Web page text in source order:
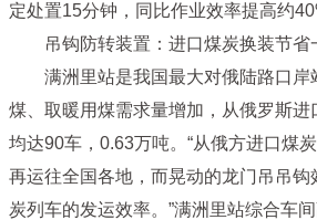
定处置15分钟，同比作业效率提高约
吊钩防转装置：进口煤炭换装节省
满洲里站是我国最大对俄陆路口岸
煤、取暖用煤需求量增加，从俄罗斯进
均达90车，0.63万吨。“从俄方进口煤
再运往全国各地，而晃动的龙门吊吊
炭列车的发运效率。”满洲里站综合车